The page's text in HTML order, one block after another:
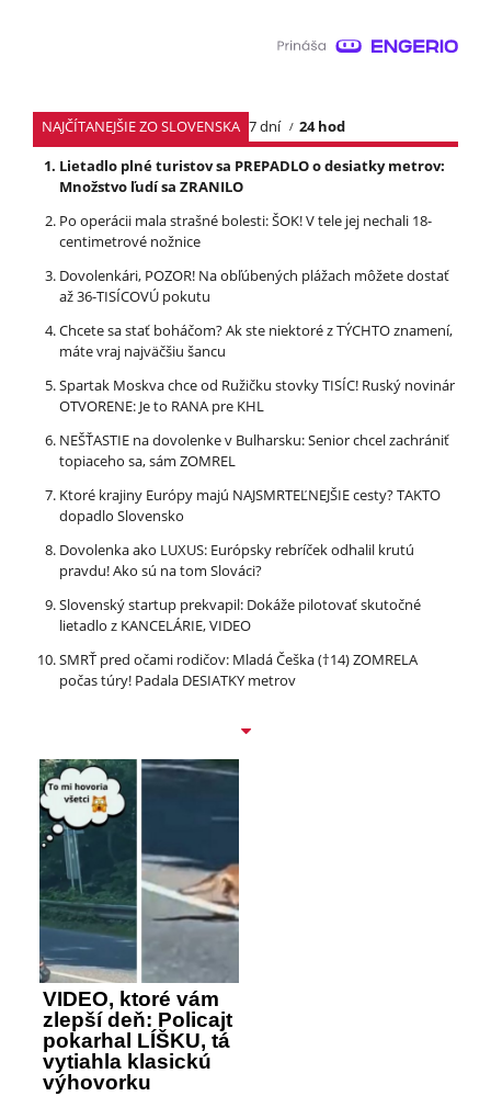
NAJČÍTANEJŠIE ZO SLOVENSKA 7 dní
24 hod
Lietadlo plné turistov sa PREPADLO o desiatky metrov:
Množstvo ľudí sa ZRANILO
Po operácii mala strašné bolesti: ŠOK! V tele jej nechali 18-
centimetrové nožnice
Dovolenkári, POZOR! Na obľúbených plážach môžete dostať
až 36-TISÍCOVÚ pokutu
Chcete sa stať boháčom? Ak ste niektoré z TÝCHTO znamení,
máte vraj najväčšiu šancu
Spartak Moskva chce od Ružičku stovky TISÍC! Ruský novinár
OTVORENE: Je to RANA pre KHL
NEŠŤASTIE na dovolenke v Bulharsku: Senior chcel zachrániť
topiaceho sa, sám ZOMREL
Ktoré krajiny Európy majú NAJSMRTEĽNEJŠIE cesty? TAKTO
dopadlo Slovensko
Dovolenka ako LUXUS: Európsky rebríček odhalil krutú
pravdu! Ako sú na tom Slováci?
Slovenský startup prekvapil: Dokáže pilotovať skutočné
lietadlo z KANCELÁRIE, VIDEO
SMRŤ pred očami rodičov: Mladá Češka (†14) ZOMRELA
počas túry! Padala DESIATKY metrov
VIDEO, ktoré vám
zlepší deň: Policajt
pokarhal LÍŠKU, tá
vytiahla klasickú
výhovorku